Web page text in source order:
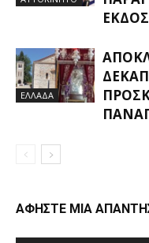
ΕΛΛΑΔΑ
ΑΦΗΣΤΕ ΜΙΑ